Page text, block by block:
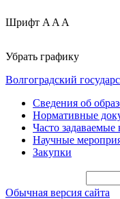
Шрифт A A A
Убрать графику
Волгоградский
Сведения об
Нормативные
Часто задаваемые
Научные
Закупки
Обычная версия сайта